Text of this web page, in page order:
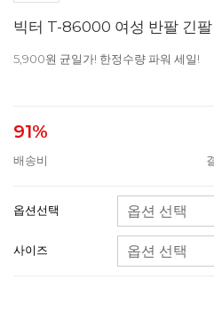
빅터 T-86000 여성 반팔 긴
5,900원 균일가! 한정수량 파워 세일!
91%
배송비
옵션선택
사이즈